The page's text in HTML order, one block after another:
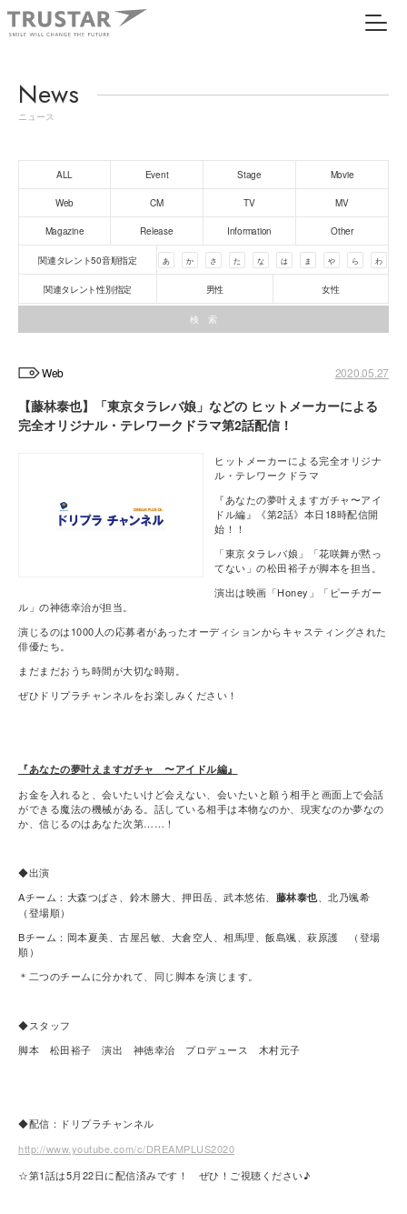
News
ニュース
ALL Event Stage Movie
Web CM TV MV
Magazine Release Information Other
関連タレント50音順指定 あ か さ た な は ま や ら わ
関連タレント性別指定 男性 女性
Web 2020.05.27
【藤林泰也】「東京タラレバ娘」などの ヒットメーカーによる
完全オリジナル・テレワークドラマ第2話配信！
ヒットメーカーによる完全オリジナ
ル・テレワークドラマ
『あなたの夢叶えますガチャ〜アイ
ドル編』《第2話》本日18時配信開
始！！
「東京タラレバ娘」「花咲舞が黙っ
てない」の松田裕子が脚本を担当。
演出は映画「Honey」「ピーチガー
ル」の神徳幸治が担当。
演じるのは1000人の応募者があったオーディションからキャスティングされた
俳優たち。
まだまだおうち時間が大切な時期。
ぜひドリプラチャンネルをお楽しみください！
『あなたの夢叶えますガチャ 〜アイドル編』
お金を入れると、会いたいけど会えない、会いたいと願う相手と画面上で会話
ができる魔法の機械がある。話している相手は本物なのか、現実なのか夢なの
か、信じるのはあなた次第……！
◆出演
Aチーム：大森つばさ、鈴木勝大、押田岳、武本悠佑、 藤林泰也、北乃颯希
（登場順）
Bチーム：岡本夏美、古屋呂敏、大倉空人、相馬理、飯島颯、萩原護 （登場
順）
＊二つのチームに分かれて、同じ脚本を演じます。
◆スタッフ
脚本 松田裕子 演出 神徳幸治 プロデュース 木村元子
◆配信：ドリプラチャンネル
http://www.youtube.com/c/DREAMPLUS2020
☆第1話は5月22日に配信済みです！ ぜひ！ご視聴ください♪